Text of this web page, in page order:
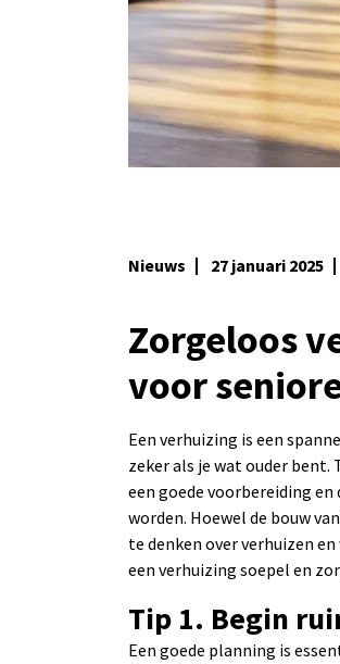
Nieuws 27 januari 2025
Zorgeloos
voor
Een verhuizing is een
zeker als je wat ouder
een goede voorbereiding
worden. Hoewel de bouw
te denken over verhuizen
een verhuizing soepel en
Tip 1. Begin
Een goede planning is